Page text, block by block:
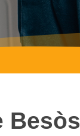
Besòs